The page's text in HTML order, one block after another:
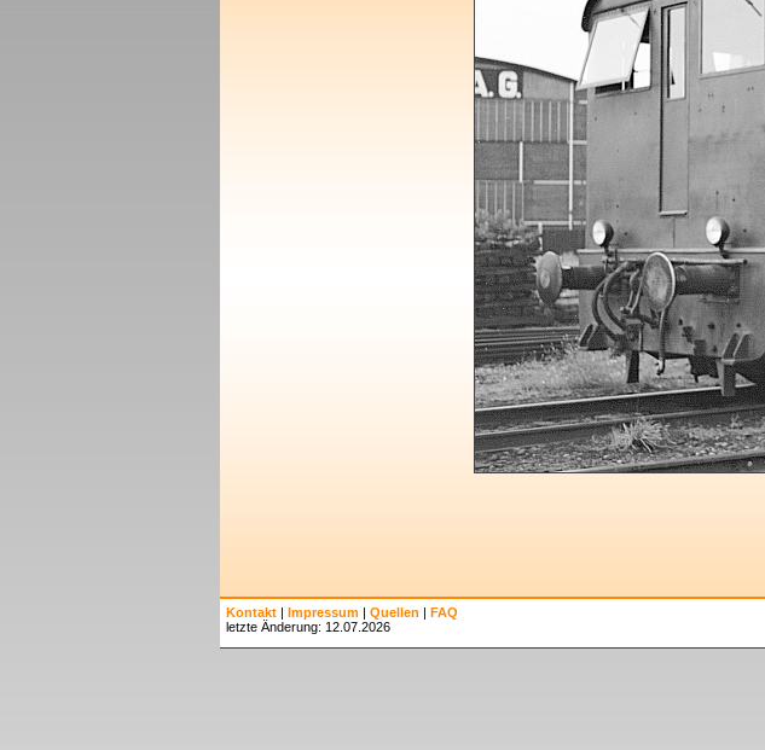
Kontakt | Impressum | Quellen | FAQ
letzte Änderung: 12.07.2026